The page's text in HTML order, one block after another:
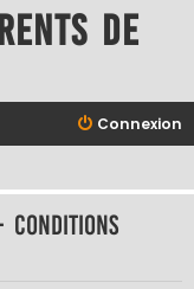
de
Connexion
Conditions